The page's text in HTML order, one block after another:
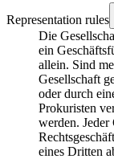
Representation rules
Die
ein
allein. Sind
Gesellschaft
oder durch
Prokuristen
werden. Jeder
eines Dritten